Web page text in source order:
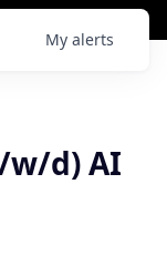
My alerts
w/d) AI